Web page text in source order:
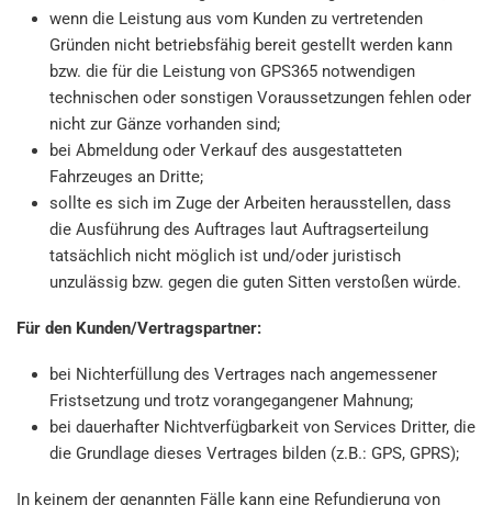
wenn die Leistung aus vom Kunden zu vertretenden
Gründen nicht betriebsfähig bereit gestellt werden kann
bzw. die für die Leistung von GPS365 notwendigen
technischen oder sonstigen Voraussetzungen fehlen oder
nicht zur Gänze vorhanden sind;
bei Abmeldung oder Verkauf des ausgestatteten
Fahrzeuges an Dritte;
sollte es sich im Zuge der Arbeiten herausstellen, dass
die Ausführung des Auftrages laut Auftragserteilung
tatsächlich nicht möglich ist und/oder juristisch
unzulässig bzw. gegen die guten Sitten verstoßen würde.
Für den Kunden/Vertragspartner:
bei Nichterfüllung des Vertrages nach angemessener
Fristsetzung und trotz vorangegangener Mahnung;
bei dauerhafter Nichtverfügbarkeit von Services Dritter, die
die Grundlage dieses Vertrages bilden (z.B.: GPS, GPRS);
In keinem der genannten Fälle kann eine Refundierung von